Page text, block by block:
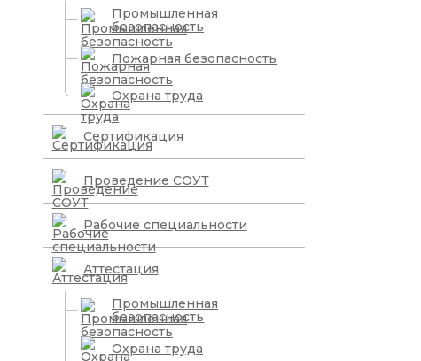
Промышленная
безопасность
Пожарная безопасность
Охрана труда
Сертификация
Проведение СОУТ
Рабочие специальности
Аттестация
Промышленная
безопасность
Охрана труда